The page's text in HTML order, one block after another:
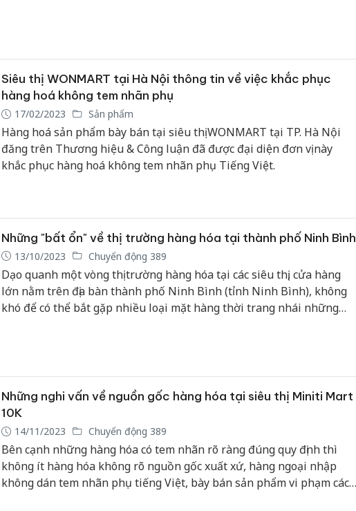
Siêu thị WONMART tại Hà Nội thông tin về việc khắc phục
hàng hoá không tem nhãn phụ
17/02/2023 Sản phẩm
Hàng hoá sản phẩm bày bán tại siêu thị WONMART tại TP. Hà Nội
đăng trên Thương hiệu & Công luận đã được đại diện đơn vị này
khắc phục hàng hoá không tem nhãn phụ Tiếng Việt.
Những "bất ổn" về thị trường hàng hóa tại thành phố Ninh Bình
13/10/2023 Chuyển động 389
Dạo quanh một vòng thị trường hàng hóa tại các siêu thị, cửa hàng
lớn nằm trên địa bàn thành phố Ninh Bình (tỉnh Ninh Bình), không
khó để có thể bắt gặp nhiều loại mặt hàng thời trang nhái những
các siêu thị;…
Những nghi vấn về nguồn gốc hàng hóa tại siêu thị Miniti Mart
10K
14/11/2023 Chuyển động 389
Bên cạnh những hàng hóa có tem nhãn rõ ràng đúng quy định thì
không ít hàng hóa không rõ nguồn gốc xuất xứ, hàng ngoại nhập
không dán tem nhãn phụ tiếng Việt, bày bán sản phẩm vi phạm các